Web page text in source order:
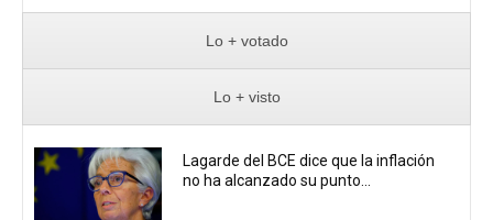
Lo + votado
Lo + visto
Lagarde del BCE dice que la inflación
no ha alcanzado su punto...